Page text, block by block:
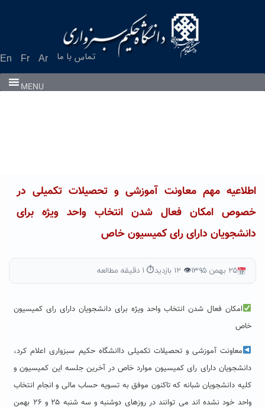
En Fr Ar تماس با ما
MENU
اطلاعیه مهم معاونت آموزشی و تحصیلات تکمیلی در
خصوص امکان فعال شدن انتخاب واحد ویژه برای
دانشجویان دارای رای کمیسیون خاص
۲۵ بهمن ۱۳۹۵ 👁 ۱۲ بازدید ⏱ ۱ دقیقه مطالعه
امکان فعال شدن انتخاب واحد ویژه برای دانشجویان دارای رای کمیسیون
خاص
معاونت آموزشی و تحصیلات تکمیلی داانشگاه حکیم سبزواری اعلام کرد،
دانشجویان دارای رای کمیسیون موارد خاص در آخرین جلسه این کمیسیون و
کلیه دانشجویان شبانه که تاکنون موفق به تسویه حساب مالی و انجام انتخاب
واحد خود نشده اند می توانند در روزهای دوشنبه و سه شنبه ۲۵ و ۲۶ بهمن